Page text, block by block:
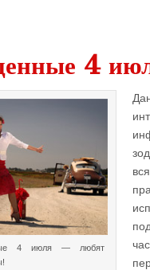
4
4 июля — любят